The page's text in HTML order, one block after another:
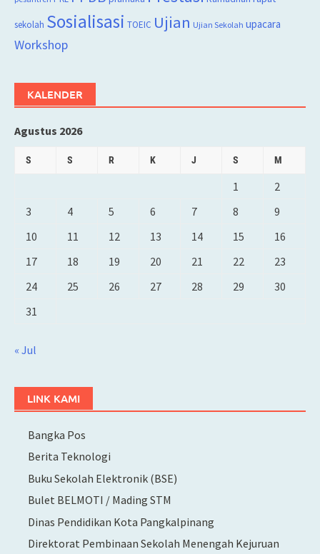
sekolah Sosialisasi TOEIC Ujian Ujian Sekolah upacara
Workshop
KALENDER
Agustus 2026
S S R K J S M
1
2
3
4 5 6 7 8
9
10
11 12 13 14 15
16
17
18 19 20 21 22
23
24
25 26 27 28 29
30
31
« Jul
LINK KAMI
Bangka Pos
Berita Teknologi
Buku Sekolah Elektronik (BSE)
Bulet BELMOTI / Mading STM
Dinas Pendidikan Kota Pangkalpinang
Direktorat Pembinaan Sekolah Menengah Kejuruan